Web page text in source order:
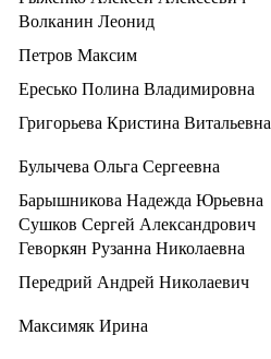
Волканин Леонид
Петров Максим
Ересько Полина Владимировна
Григорьева Кристина Витальевна
Булычева Ольга Сергеевна
Барышникова Надежда Юрьевна
Сушков Сергей Александрович
Геворкян Рузанна Николаевна
Передрий Андрей Николаевич
Максимяк Ирина